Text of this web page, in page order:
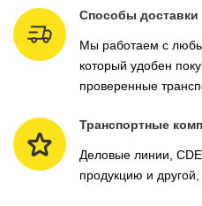
Способы доставки
Мы работаем с
который удобен
проверенные
Транспортные
Деловые линии,
продукцию и